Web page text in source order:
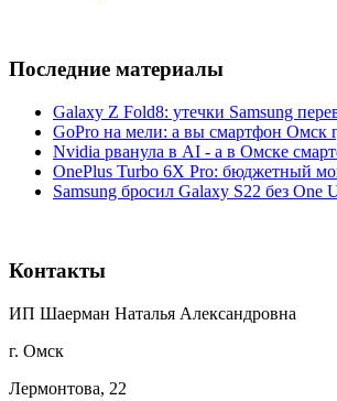
Последние материалы
Galaxy Z Fold8: утечки Samsung
GoPro на мели: а вы смартфон Омск
Nvidia рванула в AI - а в Омске
OnePlus Turbo 6X Pro: бюджетный
Samsung бросил Galaxy S22 без One
Контакты
ИП Шаерман Наталья Александровна
г. Омск
Лермонтова, 22